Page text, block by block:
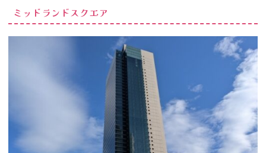
ミッドランドスクエア